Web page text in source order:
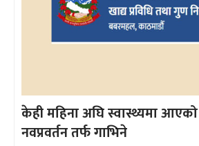
केही महिना अघि स्वास्थ्यमा
नवप्रवर्तन तर्फ गाभिने